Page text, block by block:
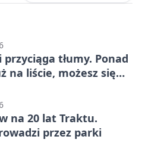
tłumy. Ponad
na liście, możesz się
na 20 lat Traktu.
przez parki